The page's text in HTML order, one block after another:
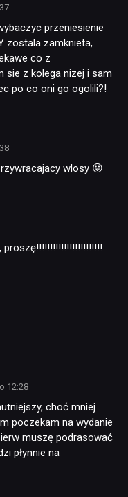
przeniesienie
zostala zamknieta,
co z
sie z kolega nizej i sam
po co oni go ogolili?!
wlosy 😛
12:28
choć mniej
poczekam na wydanie
muszę podrasować
płynnie na